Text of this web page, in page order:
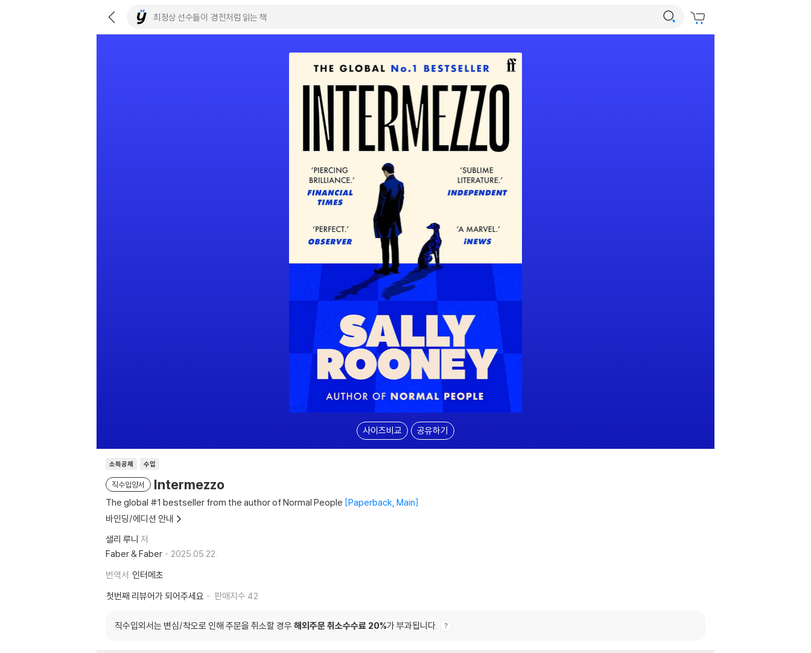
사이즈비교 공유하기
소득공제 수입
직수입양서 Intermezzo
The global #1 bestseller from the author of Normal People Paperback, Main
바인딩/에디션 안내
샐리 루니 저
Faber & Faber
2025.05.22.
번역서 인터메초
첫번째 리뷰어가 되어주세요
판매지수 42
직수입외서는 변심/착오로 인해 주문을 취소할 경우 해외주문 취소수수료 20%가 부과됩니다.